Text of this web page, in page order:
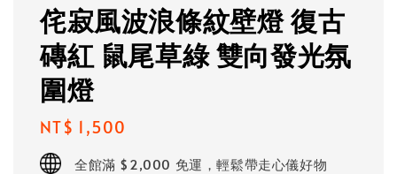
侘寂風波浪條紋壁燈 復古
磚紅 鼠尾草綠 雙向發光氛
圍燈
Regular
price
NT$ 1,500
全館滿 $2,000 免運，輕鬆帶走心儀好物